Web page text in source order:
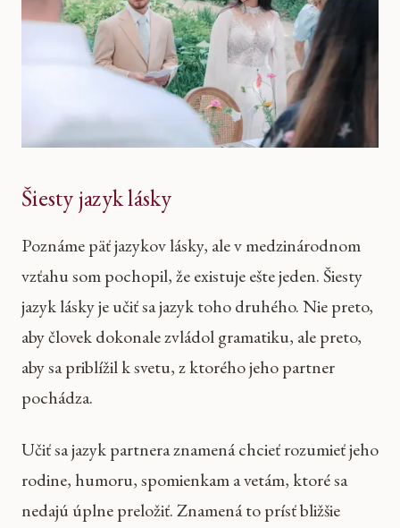
Šiesty jazyk lásky
Poznáme päť jazykov lásky, ale v medzinárodnom
vzťahu som pochopil, že existuje ešte jeden. Šiesty
jazyk lásky je učiť sa jazyk toho druhého. Nie preto,
aby človek dokonale zvládol gramatiku, ale preto,
aby sa priblížil k svetu, z ktorého jeho partner
pochádza.
Učiť sa jazyk partnera znamená chcieť rozumieť jeho
rodine, humoru, spomienkam a vetám, ktoré sa
nedajú úplne preložiť. Znamená to prísť bližšie